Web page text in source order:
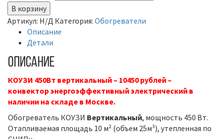
В корзину
Артикул: Н/Д Категория: Обогреватели
Описание
Детали
Описание
КОУЗИ 450Вт вертикальный – 10450 рублей –
конвектор энергоэффективный электрический в
наличии на складе в Москве.
Обогреватель КОУЗИ Вертикальный, мощность 450 Вт.
Отапливаемая площадь 10 м² (объем 25м³), утепленная по